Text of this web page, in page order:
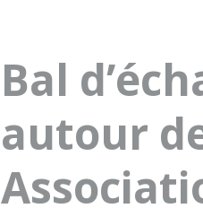
Bal
autour